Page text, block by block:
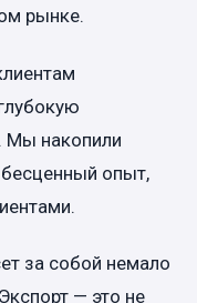
рынке.
Мы накопили
опыт,
за собой немало
— это не